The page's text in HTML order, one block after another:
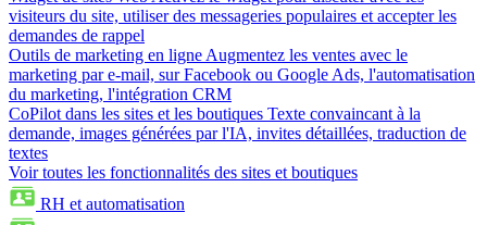
visiteurs du site, utiliser des messageries populaires et accepter les
demandes de rappel
Outils de marketing en ligne Augmentez les ventes avec le
marketing par e-mail, sur Facebook ou Google Ads, l'automatisation
du marketing, l'intégration CRM
CoPilot dans les sites et les boutiques Texte convaincant à la
demande, images générées par l'IA, invites détaillées, traduction de
textes
Voir toutes les fonctionnalités des sites et boutiques
RH et automatisation